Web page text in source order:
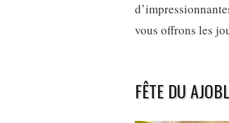
vous offrons les
FÊTE DU